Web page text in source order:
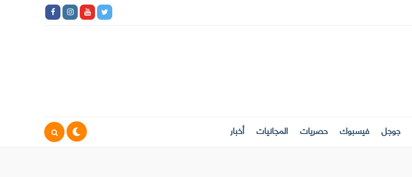
جوجل فيسبوك حصريات المجانيات أخبار